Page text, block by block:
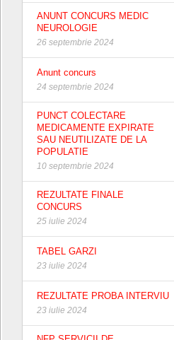
ANUNT CONCURS MEDIC
NEUROLOGIE
26 septembrie 2024
Anunt concurs
24 septembrie 2024
PUNCT COLECTARE
MEDICAMENTE EXPIRATE
SAU NEUTILIZATE DE LA
POPULATIE
10 septembrie 2024
REZULTATE FINALE
CONCURS
25 iulie 2024
TABEL GARZI
23 iulie 2024
REZULTATE PROBA INTERVIU
23 iulie 2024